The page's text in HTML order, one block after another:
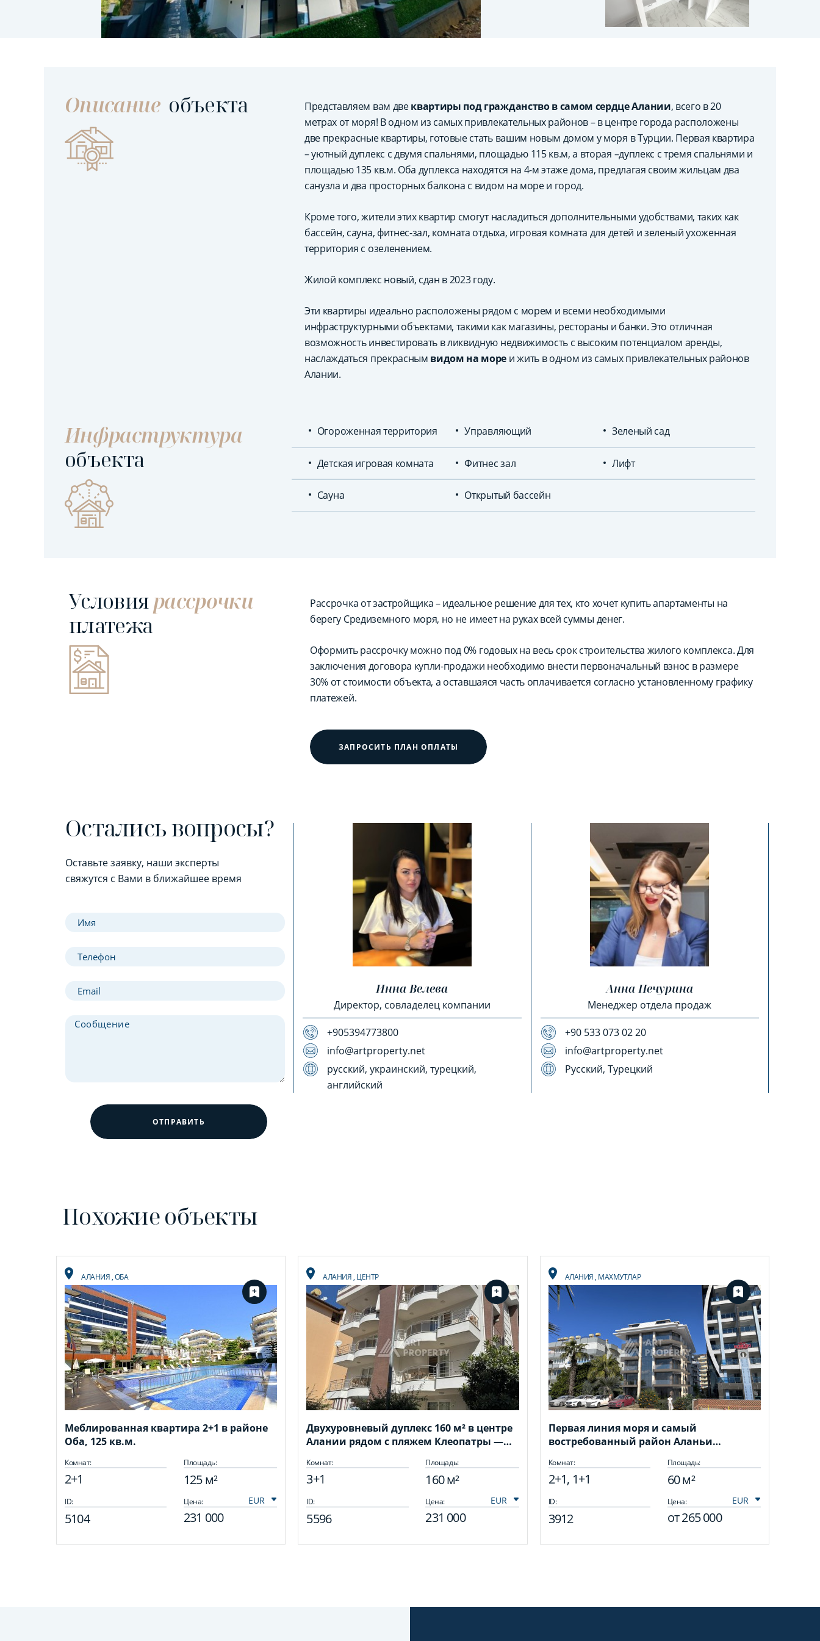
Описание объекта Представляем вам двеквартиры под гражданство в самом сердце Алании, всего в 20
метрах от моря! В одном из самых привлекательных районов – в центре города расположены
две прекрасные квартиры, готовые стать вашим новым домом у моря в Турции. Первая квартира
– уютный дуплекс с двумя спальнями, площадью 115 кв.м, а вторая –дуплекс с тремя спальнями и
площадью 135 кв.м. Оба дуплекса находятся на 4-м этаже дома, предлагая своим жильцам два
санузла и два просторных балкона с видом на море и город.
Кроме того, жители этих квартир смогут насладиться дополнительными удобствами, таких как
бассейн, сауна, фитнес-зал, комната отдыха, игровая комната для детей и зеленый ухоженная
территория с озеленением.
Жилой комплекс новый, сдан в 2023 году.
Эти квартиры идеально расположены рядом с морем и всеми необходимыми
инфраструктурными объектами, такими как магазины, рестораны и банки. Это отличная
возможность инвестировать в ликвидную недвижимость с высоким потенциалом аренды,
наслаждаться прекрасным видом на море и жить в одном из самых привлекательных районов
Алании.
Инфраструктура
объекта
Огороженная территория Управляющий Зеленый сад
Детская игровая комната Фитнес зал Лифт
Сауна Открытый бассейн
Условиярассрочки
платежа
Рассрочка от застройщика – идеальное решение для тех, кто хочет купить апартаменты на
берегу Средиземного моря, но не имеет на руках всей суммы денег.
Оформить рассрочку можно под 0% годовых на весь срок строительства жилого комплекса. Для
заключения договора купли-продажи необходимо внести первоначальный взнос в размере
30% от стоимости объекта, а оставшаяся часть оплачивается согласно установленному графику
платежей.
ЗАПРОСИТЬ ПЛАН ОПЛАТЫ
Остались вопросы?
Оставьте заявку, наши эксперты
свяжутся с Вами в ближайшее время
ОТПРАВИТЬ
Инна Велева
Директор, совладелец компании
+905394773800
info@artproperty.net
русский, украинский, турецкий,
английский
Анна Печурина
Менеджер отдела продаж
+90 533 073 02 20
info@artproperty.net
Русский, Турецкий
Похожие объекты
АЛАНИЯ,ОБА
Меблированная квартира 2+1 в районе
Оба, 125 кв.м.
Комнат:
2+1
Площадь:
125 м²
ID:
5104
Цена:
231 000
АЛАНИЯ, ЦЕНТР
Двухуровневый дуплекс 160 м² в центре
Алании рядом с пляжем Клеопатры —
Комнат:
3+1
Площадь:
160 м²
ID:
5596
Цена:
231 000
АЛАНИЯ, МАХМУТЛАР
Первая линия моря и самый
востребованный район Аланьи
Комнат:
2+1, 1+1
Площадь:
60 м²
ID:
3912
Цена:
от265 000